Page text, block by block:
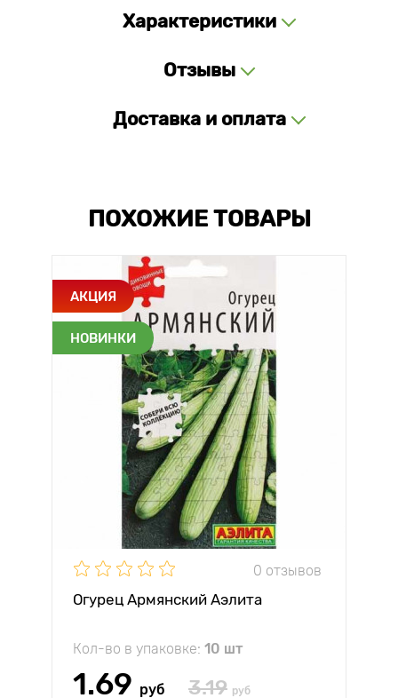
Характеристики
Отзывы
Доставка и оплата
ПОХОЖИЕ ТОВАРЫ
АКЦИЯ
НОВИНКИ
0 отзывов
Огурец Армянский Аэлита
Кол-во в упаковке: 10 шт
1.69 руб 3.19 руб